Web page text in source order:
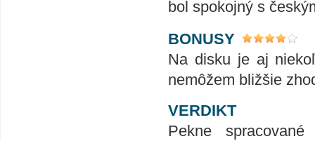
bol spokojný s
BONUSY
Na disku je aj
nemôžem bližšie
VERDIKT
Pekne